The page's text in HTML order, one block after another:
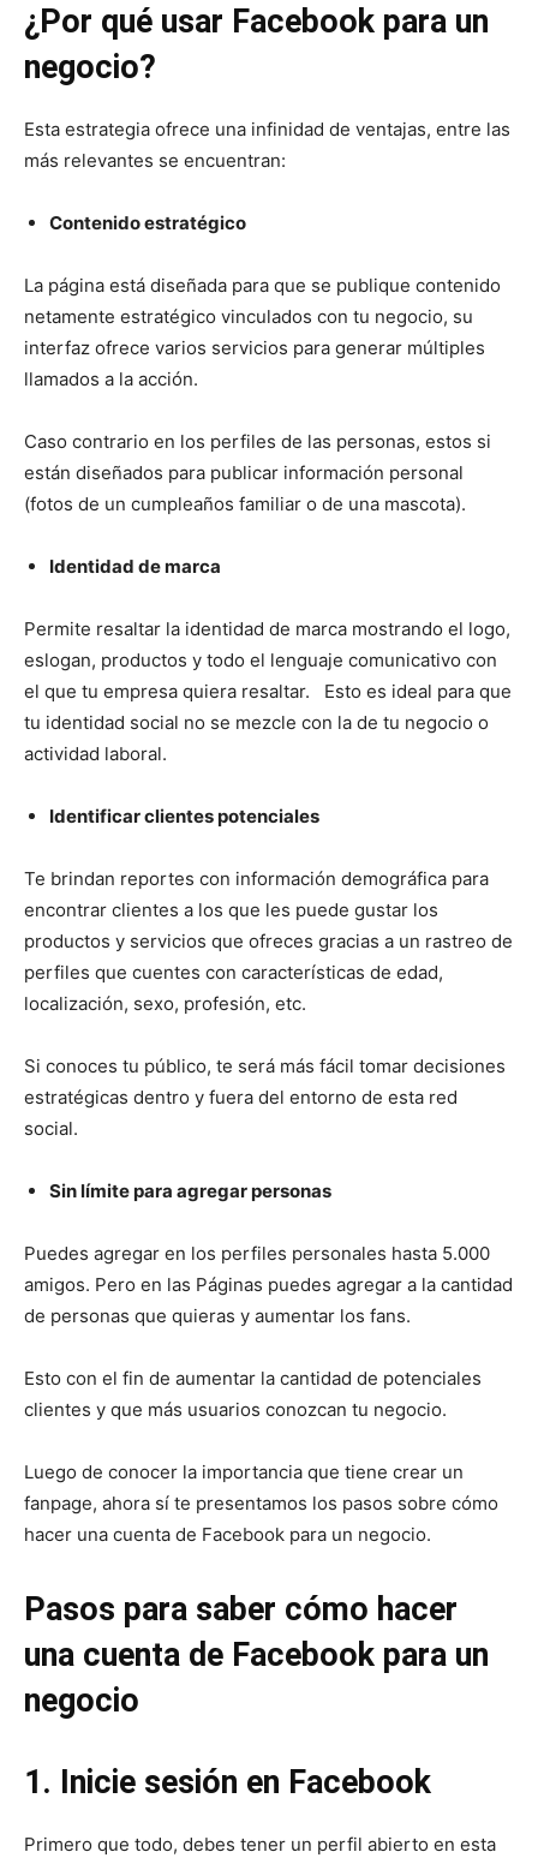
¿Por qué usar Facebook para un
negocio?
Esta estrategia ofrece una infinidad de ventajas, entre las
más relevantes se encuentran:
Contenido estratégico
La página está diseñada para que se publique contenido
netamente estratégico vinculados con tu negocio, su
interfaz ofrece varios servicios para generar múltiples
llamados a la acción.
Caso contrario en los perfiles de las personas, estos si
están diseñados para publicar información personal
(fotos de un cumpleaños familiar o de una mascota).
Identidad de marca
Permite resaltar la identidad de marca mostrando el logo,
eslogan, productos y todo el lenguaje comunicativo con
el que tu empresa quiera resaltar. Esto es ideal para que
tu identidad social no se mezcle con la de tu negocio o
actividad laboral.
Identificar clientes potenciales
Te brindan reportes con información demográfica para
encontrar clientes a los que les puede gustar los
productos y servicios que ofreces gracias a un rastreo de
perfiles que cuentes con características de edad,
localización, sexo, profesión, etc.
Si conoces tu público, te será más fácil tomar decisiones
estratégicas dentro y fuera del entorno de esta red
social.
Sin límite para agregar personas
Puedes agregar en los perfiles personales hasta 5.000
amigos. Pero en las Páginas puedes agregar a la cantidad
de personas que quieras y aumentar los fans.
Esto con el fin de aumentar la cantidad de potenciales
clientes y que más usuarios conozcan tu negocio.
Luego de conocer la importancia que tiene crear un
fanpage, ahora sí te presentamos los pasos sobre cómo
hacer una cuenta de Facebook para un negocio.
Pasos para saber cómo hacer
una cuenta de Facebook para un
negocio
1. Inicie sesión en Facebook
Primero que todo, debes tener un perfil abierto en esta